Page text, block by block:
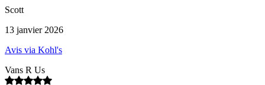
Scott
13 janvier 2026
Avis via Kohl's
Vans R Us